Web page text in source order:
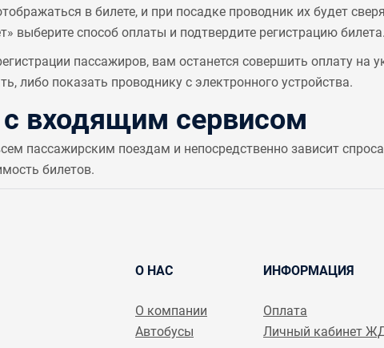
в билете, и при посадке проводник их будет
выберите способ оплаты и подтвердите регистрацию билета.
пассажиров, вам останется совершить оплату
либо показать проводнику с электронного устройства.
входящим сервисом
пассажирским поездам и непосредственно зависит
билетов.
О НАС
О компании
Автобусы
ИНФОРМАЦИЯ
Оплата
Личный кабинет